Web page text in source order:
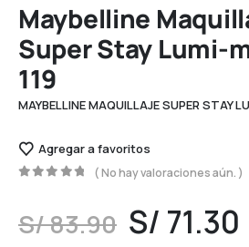
Maybelline
Super Stay Lumi-
119
MAYBELLINE MAQUILLAJE SUPER STAY
Agregar a favoritos
( No hay valoraciones aún. )
S/83.90 S/ 71.30